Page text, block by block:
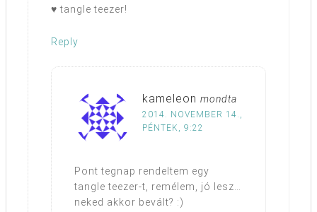
♥ tangle teezer!
Reply
kameleon mondta
2014. NOVEMBER 14.,
PÉNTEK, 9:22
Pont tegnap rendeltem egy
tangle teezer-t, remélem, jó lesz…
neked akkor bevált? :)